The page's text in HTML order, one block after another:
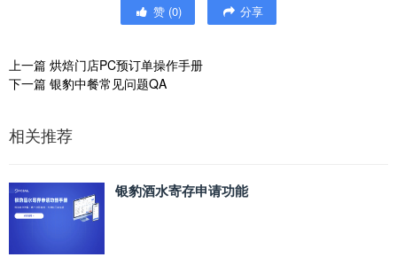
赞 (0) 分享
上一篇 烘焙门店PC预订单操作手册
下一篇 银豹中餐常见问题QA
相关推荐
银豹酒水寄存申请功能